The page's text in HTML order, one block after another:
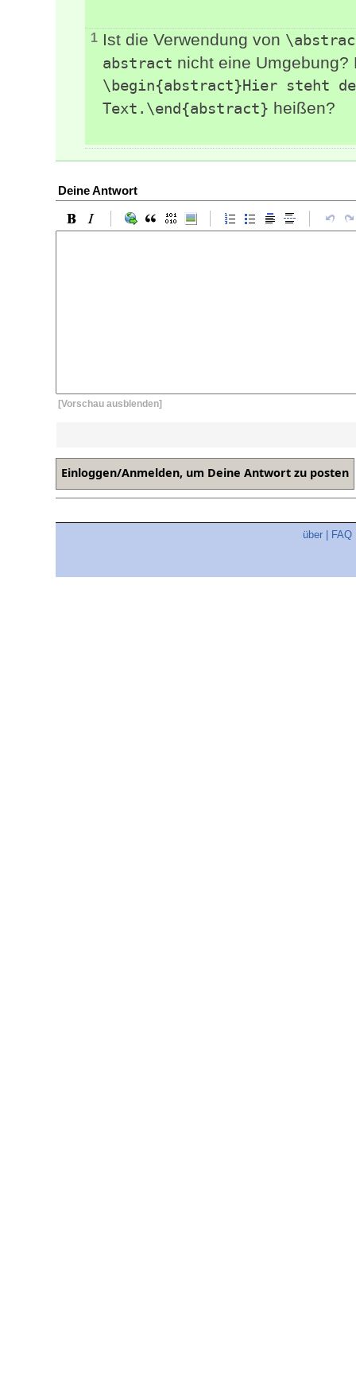
1 Ist die Verwendung von
abstract nicht eine
\begin{abstract}Hier steht
Text.\end{abstract} heißen?
Deine Antwort
[Vorschau ausblenden]
über FAQ